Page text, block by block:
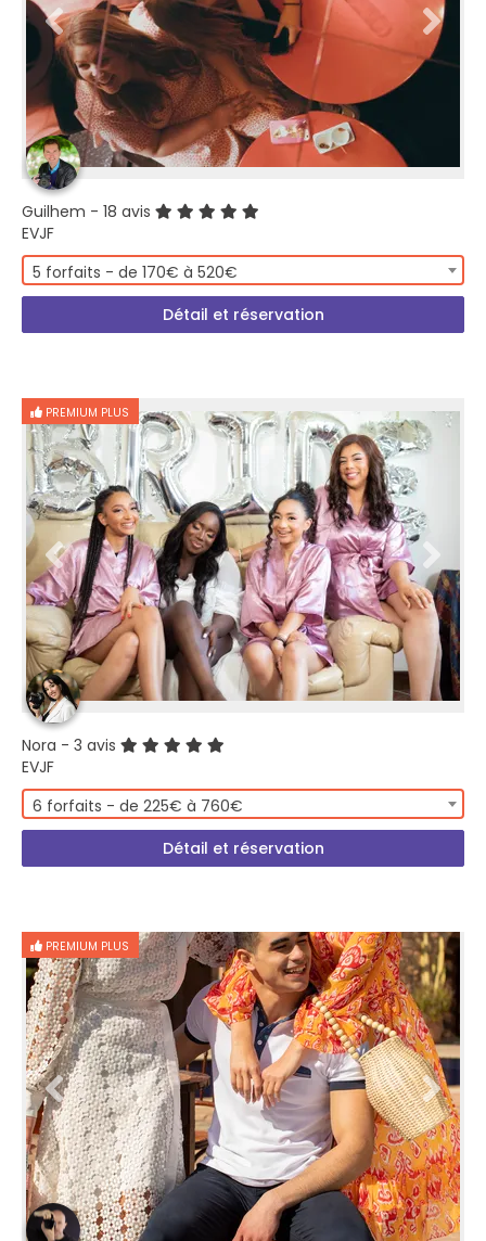
Guilhem - 18 avis
EVJF
5 forfaits - de 170€ à 520€
Détail et réservation
PREMIUM PLUS
Nora - 3 avis
EVJF
6 forfaits - de 225€ à 760€
Détail et réservation
PREMIUM PLUS